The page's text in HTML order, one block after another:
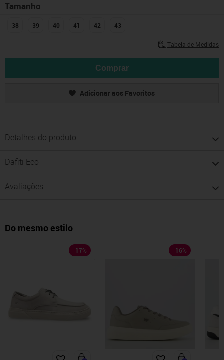
Tamanho
38 39 40 41 42 43
Tabela de Medidas
Comprar
Adicionar aos Favoritos
Detalhes do produto
Dafiti Eco
Avaliações
Do mesmo estilo
-17% -16%